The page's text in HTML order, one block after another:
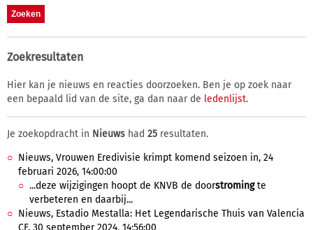
Zoekresultaten
Hier kan je nieuws en reacties doorzoeken. Ben je op zoek naar
een bepaald lid van de site, ga dan naar de ledenlijst.
Je zoekopdracht in Nieuws had 25 resultaten.
Nieuws, Vrouwen Eredivisie krimpt komend seizoen in, 24
februari 2026, 14:00:00
...deze wijzigingen hoopt de KNVB de doorstromingte
verbeteren en daarbij...
Nieuws, Estadio Mestalla: Het Legendarische Thuis van Valencia
CF, 30 september 2024, 14:56:00